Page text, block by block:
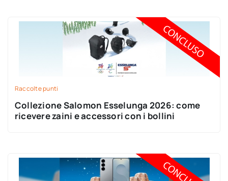
Raccolte punti
Collezione Salomon Esselunga 2026: come
ricevere zaini e accessori con i bollini